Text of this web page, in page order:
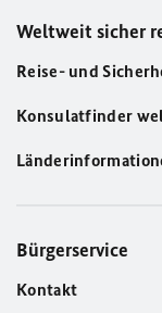
Weltweit sicher
Reise- und
Konsulatfinder
Bürgerservice
Kontakt